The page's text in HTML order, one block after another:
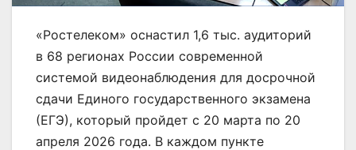
«Ростелеком» оснастил 1,6 тыс. аудиторий
в 68 регионах России современной
системой видеонаблюдения для досрочной
сдачи Единого государственного экзамена
(ЕГЭ), который пройдет с 20 марта по 20
апреля 2026 года. В каждом пункте